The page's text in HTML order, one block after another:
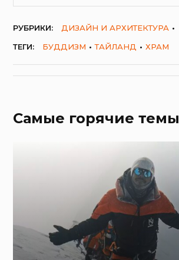
РУБРИКИ: ДИЗАЙН И АРХИТЕКТУРА
ТЕГИ:
БУДДИЗМ ТАЙЛАНД ХРАМ
Самые горячие темы